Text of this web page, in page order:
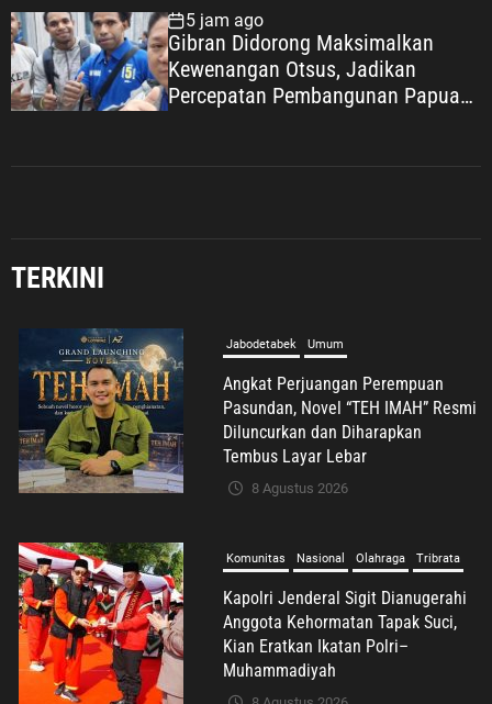
5 jam ago
Gibran Didorong Maksimalkan
Kewenangan Otsus, Jadikan
Percepatan Pembangunan Papua
TERKINI
Angkat Perjuangan Perempuan
Diluncurkan dan Diharapkan
Tembus Layar Lebar
8 Agustus 2026
Kapolri Jenderal Sigit Dianugerahi
Kian Eratkan Ikatan Polri–
Muhammadiyah
8 Agustus 2026